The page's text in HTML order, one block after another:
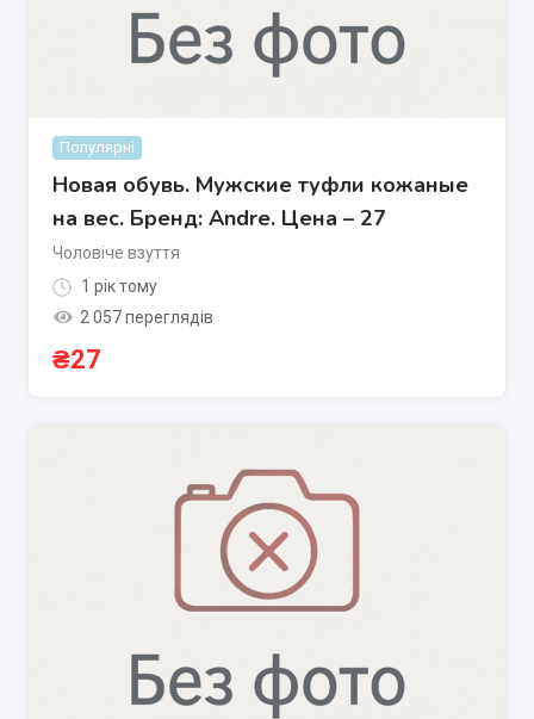
Популярні
Новая обувь. Мужские туфли кожаные
на вес. Бренд: Аndrе. Цена – 27
Чоловіче взуття
1 рік тому
2 057 переглядів
₴27